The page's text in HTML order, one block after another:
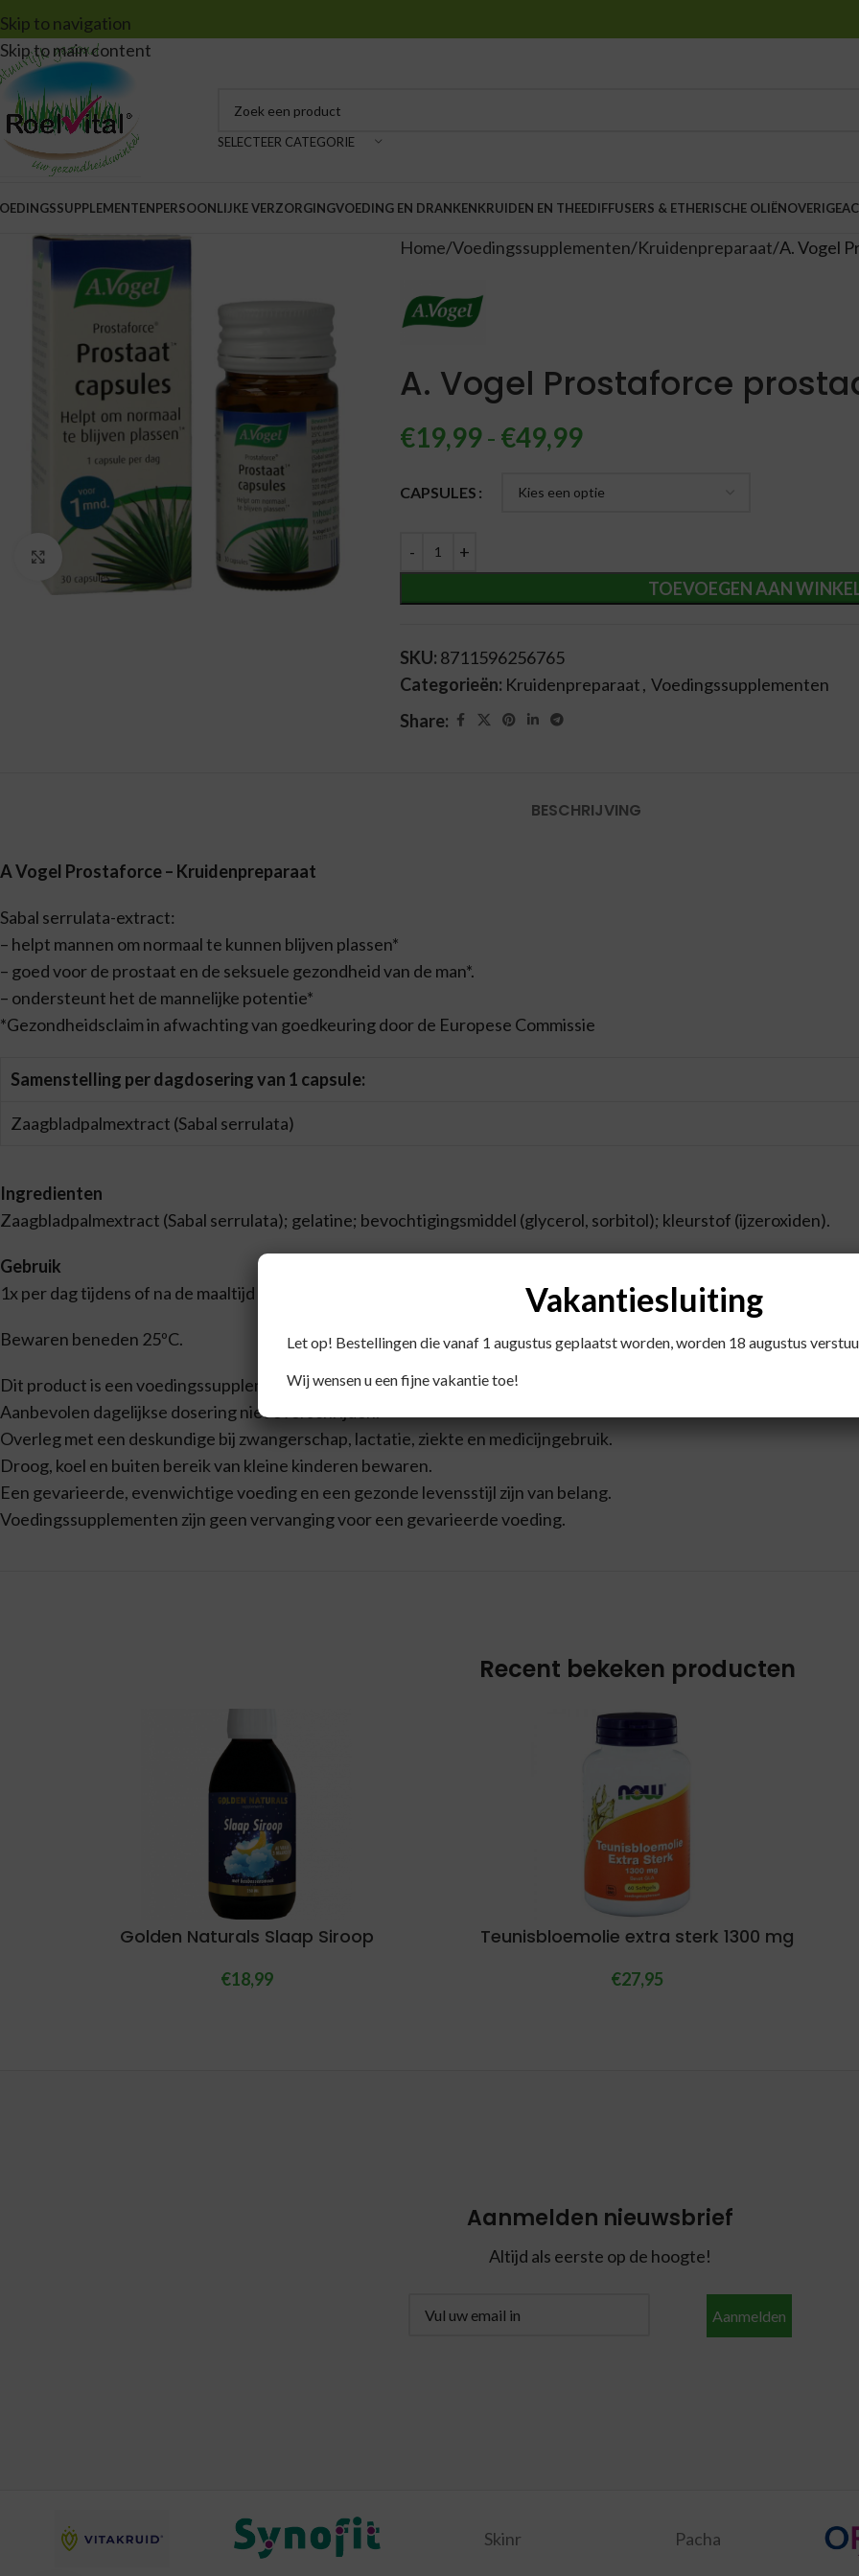
Skip to navigation
Skip to main content
SELECTEER CATEGORIE
PERSOONLIJKE VERZORGINGVOEDING EN DRANKENKRUIDEN EN THEEDIFFUSERS & ETHERISCHE OLIËNOVERIGE
Vergroten
Home Voedingssupplementen Kruidenpreparaat A. Vogel
A. Vogel Prostaforce
€19,99- €49,99
CAPSULES
TOEVOEGEN AAN
Alternative:
SKU: 8711596256765
Categorieën: Kruidenpreparaat, Voedingssupplementen
Share:
BESCHRIJVING
A Vogel Prostaforce – Kruidenpreparaat
Sabal serrulata-extract:
– helpt mannen om normaal te kunnen blijven plassen*
– goed voor de prostaat en de seksuele gezondheid van de man*.
– ondersteunt het de mannelijke potentie*
*Gezondheidsclaim in afwachting van goedkeuring door de Europese Commissie
Samenstelling per dagdosering van 1 capsule:
Zaagbladpalmextract (Sabal serrulata)
Ingredienten
Zaagbladpalmextract (Sabal serrulata); gelatine; bevochtigingsmiddel (glycerol, sorbitol); kleurstof (ijzeroxiden).
Gebruik
1x per dag tijdens of na de maaltijd 1 capsule met niet-bruisend water innemen.
Bewaren beneden 25ºC.
Dit product is een voedingssupplement.
Aanbevolen dagelijkse dosering niet overschrijden.
Overleg met een deskundige bij zwangerschap, lactatie, ziekte en medicijngebruik.
Droog, koel en buiten bereik van kleine kinderen bewaren.
Een gevarieerde, evenwichtige voeding en een gezonde levensstijl zijn van belang.
Voedingssupplementen zijn geen vervanging voor een gevarieerde voeding.
Recent bekeken producten
Golden Naturals Slaap Siroop
€18,99
Teunisbloemolie extra sterk 1300 mg
€27,95
Aanmelden nieuwsbrief
Altijd als eerste op de hoogte!
Aanmelden
Skinr Pacha
Vakantiesluiting
Let op! Bestellingen die vanaf 1 augustus geplaatst worden, worden 18 augustus
Wij wensen u een fijne vakantie toe!